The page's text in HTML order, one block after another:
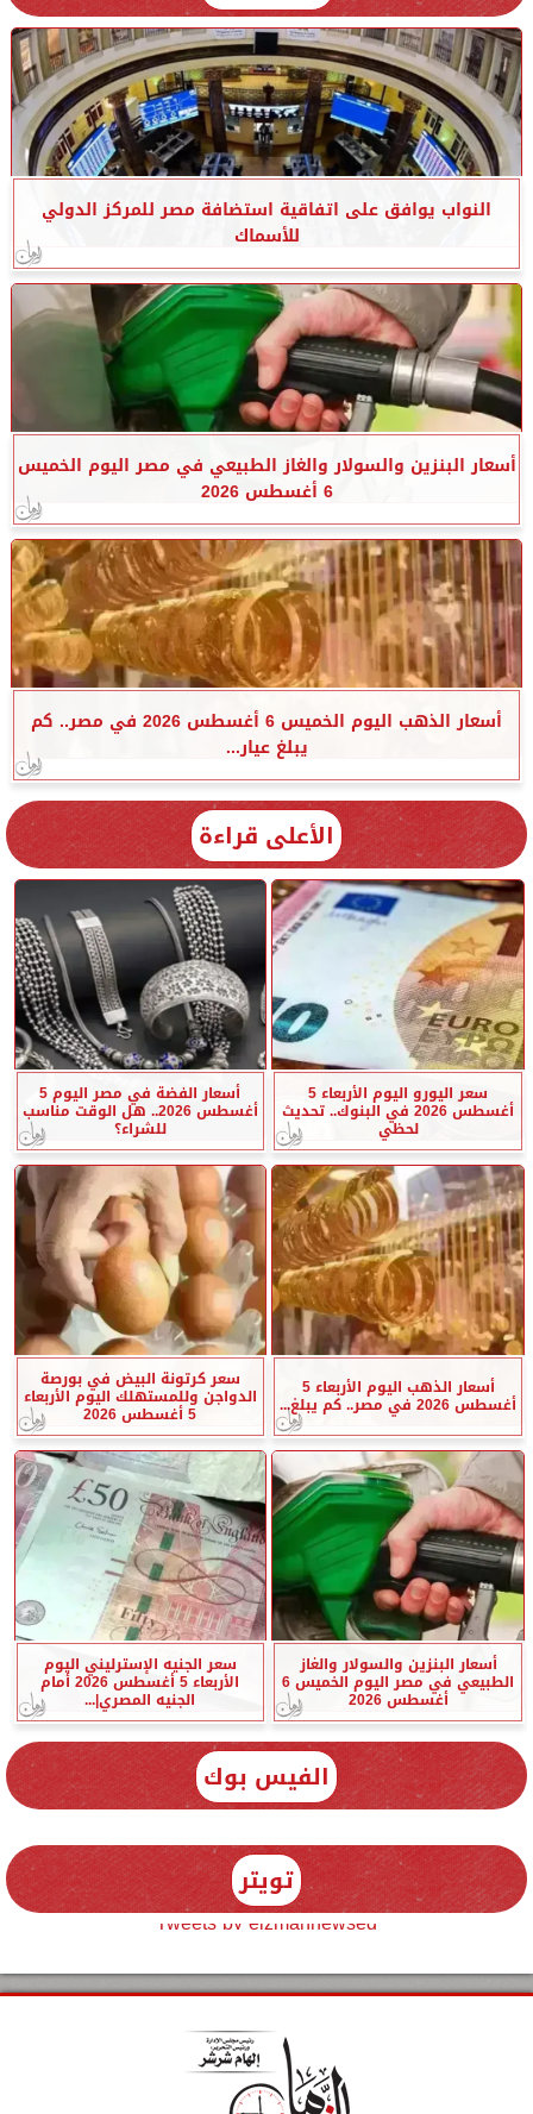
النواب يوافق على اتفاقية استضافة مصر للمركز الدولي
للأسماك
أسعار البنزين والسولار والغاز الطبيعي في مصر اليوم الخميس
6 أغسطس 2026
أسعار الذهب اليوم الخميس 6 أغسطس 2026 في مصر.. كم
يبلغ عيار...
الأعلى قراءة
سعر اليورو اليوم الأربعاء 5
أغسطس 2026 في البنوك.. تحديث
لحظي
أسعار الفضة في مصر اليوم 5
أغسطس 2026.. هل الوقت مناسب
للشراء؟
أسعار الذهب اليوم الأربعاء 5
أغسطس 2026 في مصر.. كم يبلغ...
سعر كرتونة البيض في بورصة
الدواجن وللمستهلك اليوم الأربعاء
5 أغسطس 2026
أسعار البنزين والسولار والغاز
الطبيعي في مصر اليوم الخميس 6
أغسطس 2026
سعر الجنيه الإسترليني اليوم
الأربعاء 5 أغسطس 2026 أمام
الجنيه المصري|...
الفيس بوك
تويتر
Tweets by elzmannewseg